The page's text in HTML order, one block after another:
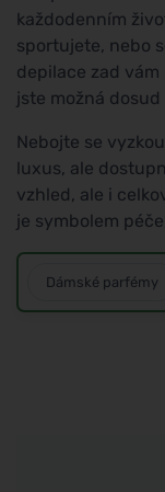
každodenním
sportujete, nebo
depilace zad
jste možná
Nebojte se
luxus, ale
vzhled, ale i
je symbolem
Dámské parfémy